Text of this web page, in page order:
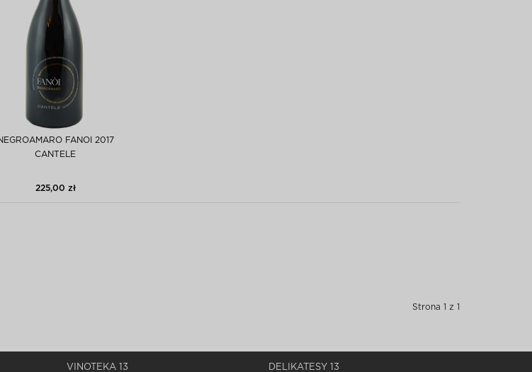
FANOI 2017
CANTELE
225,00 zł
Strona 1 z 1
VINOTEKA 13 DELIKATESY 13